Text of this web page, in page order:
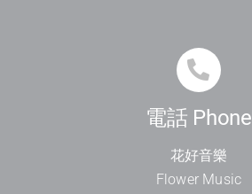
電話 Phone
花好音樂
Flower Music